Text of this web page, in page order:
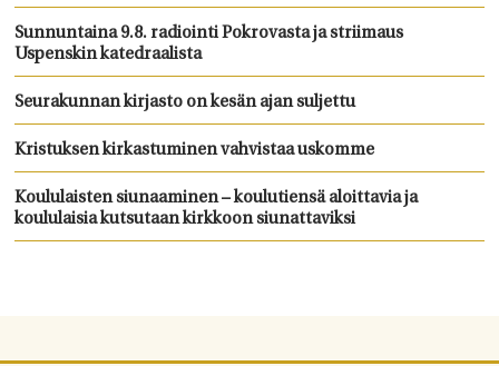
Sunnuntaina 9.8. radiointi Pokrovasta ja striimaus
Uspenskin katedraalista
Seurakunnan kirjasto on kesän ajan suljettu
Kristuksen kirkastuminen vahvistaa uskomme
Koululaisten siunaaminen – koulutiensä aloittavia ja
koululaisia kutsutaan kirkkoon siunattaviksi